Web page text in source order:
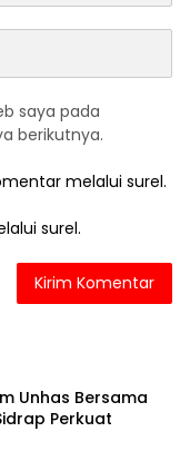
saya pada
berikutnya.
melalui surel.
surel.
Unhas Bersama